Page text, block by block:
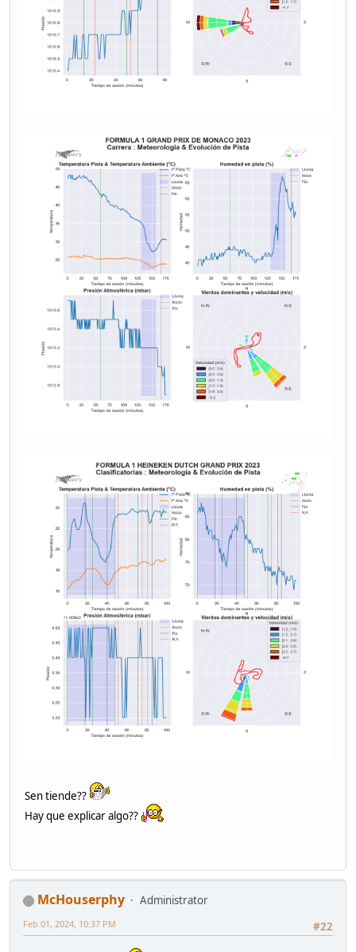
Sen tiende??
Hay que explicar algo??
McHouserphy
Administrator
#22
Feb 01, 2024, 10:37 PM